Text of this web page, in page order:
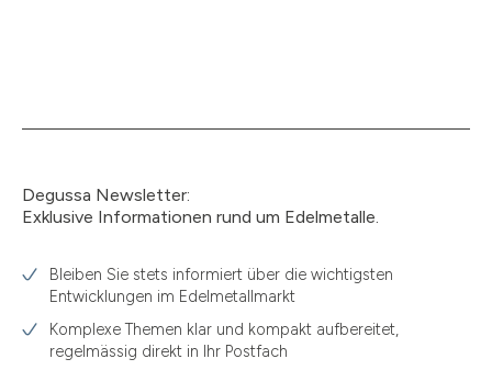
1.49
1.87
11.61
Degussa Newsletter:
Exklusive Informationen rund um Edelmetalle.
Bleiben Sie stets informiert über die wichtigsten
Entwicklungen im Edelmetallmarkt
Komplexe Themen klar und kompakt aufbereitet,
regelmässig direkt in Ihr Postfach